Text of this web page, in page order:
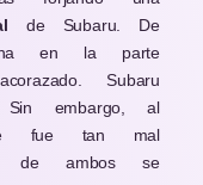
de Subaru. De
en la parte
Subaru
embargo, al
fue tan mal
de ambos se